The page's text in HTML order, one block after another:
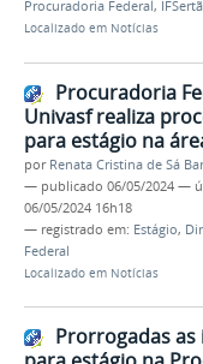
Procuradoria Federal,
Localizado em Notícias
Procuradoria
Univasf realiza
para estágio na
por Renata Cristina de Sá
— publicado 06/05/2024 —
06/05/2024 16h18
— registrado em: Estágio,
Federal
Localizado em Notícias
Prorrogadas as